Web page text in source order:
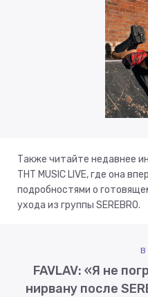
Также читайте недавнее
ТНТ MUSIC LIVE, где она
подробностями о
ухода из группы SEREBRO.
В
FAVLAV: «Я не
нирвану после